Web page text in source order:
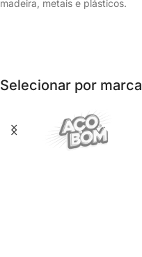
madeira, metais e plásticos.
Selecionar por marca